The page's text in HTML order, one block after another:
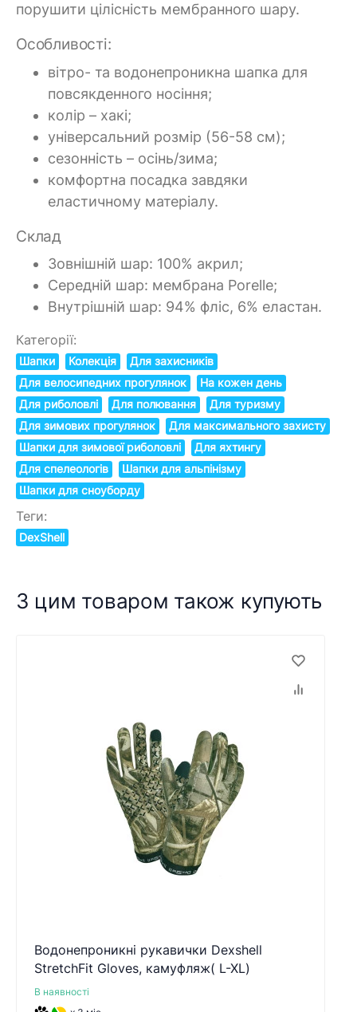
порушити цілісність мембранного шару.
Особливості:
вітро- та водонепроникна шапка для
повсякденного носіння;
колір – хакі;
універсальний розмір (56-58 см);
сезонність – осінь/зима;
комфортна посадка завдяки
еластичному матеріалу.
Склад
Зовнішній шар: 100% акрил;
Середній шар: мембрана Porelle;
Внутрішній шар: 94% фліс, 6% еластан.
Категорії:
Шапки Колекція
Для захисників
Для велосипедних прогулянок
На кожен день
Для риболовлі
Для полювання
Для туризму
Для зимових прогулянок
Для максимального захисту
Шапки для зимової риболовлі
Для яхтингу
Для спелеологів
Шапки для альпінізму
Шапки для сноуборду
Теги:
DexShell
З цим товаром також купують
Водонепроникні рукавички Dexshell
StretchFit Gloves, камуфляж( L-XL)
В наявності